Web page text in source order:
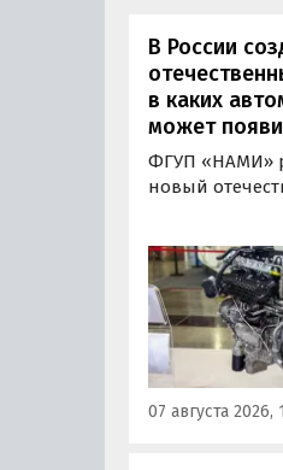
В России
в каких
может
ФГУП «НАМИ»
новый
получивший
лично
новинкой на
«Иннопром» в
07 августа 2026,